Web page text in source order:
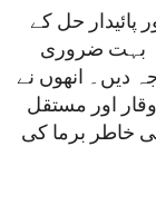
پائیدار حل کے
بہت ضروری
دیں۔ انھوں نے
اور مستقل
خاطر برما کی